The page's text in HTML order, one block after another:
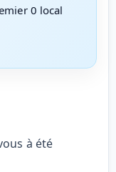
0 local
à été